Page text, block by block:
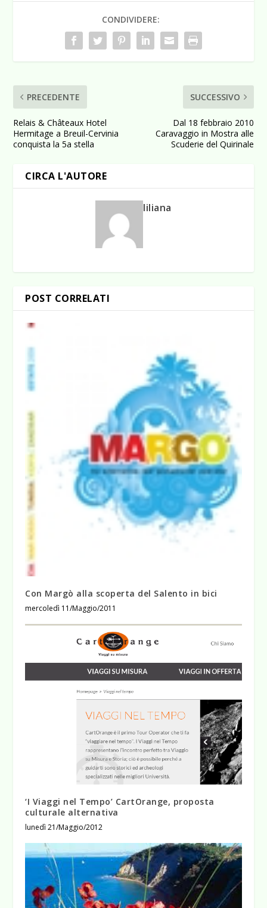
CONDIVIDERE:
PRECEDENTE
Relais & Châteaux Hotel
Hermitage a Breuil-Cervinia
conquista la 5a stella
SUCCESSIVO
Dal 18 febbraio 2010
Caravaggio in Mostra alle
Scuderie del Quirinale
CIRCA L'AUTORE
liliana
POST CORRELATI
Con Margò alla scoperta del Salento in bici
mercoledì 11/Maggio/2011
‘I Viaggi nel Tempo’ CartOrange, proposta
culturale alternativa
lunedì 21/Maggio/2012